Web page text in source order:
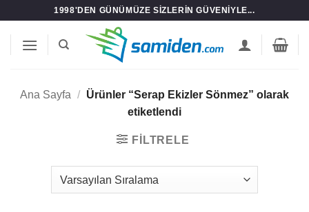
1998'DEN GÜNÜMÜZE SIZLERIN GÜVENIYLE...
Ana Sayfa / Ürünler “Serap Ekizler Sönmez” olarak
etiketlendi
FILTRELE